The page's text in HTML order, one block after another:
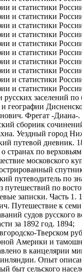
и статистики
и статистики
и статистики
и статистики
и статистики
и статистики
и статистики
и статистики
и статистики
и статистики
заселений по
географии
Фрегат -Диана-
сборник
Уездный город
путевой дневник.
по
московского
путеводитель по
по
записки. Часть 1.
Путешествие к
судов русского
за 1892 год. 1894;
Тверском
Америки и
в канцелярии
Опыт
быт сельского